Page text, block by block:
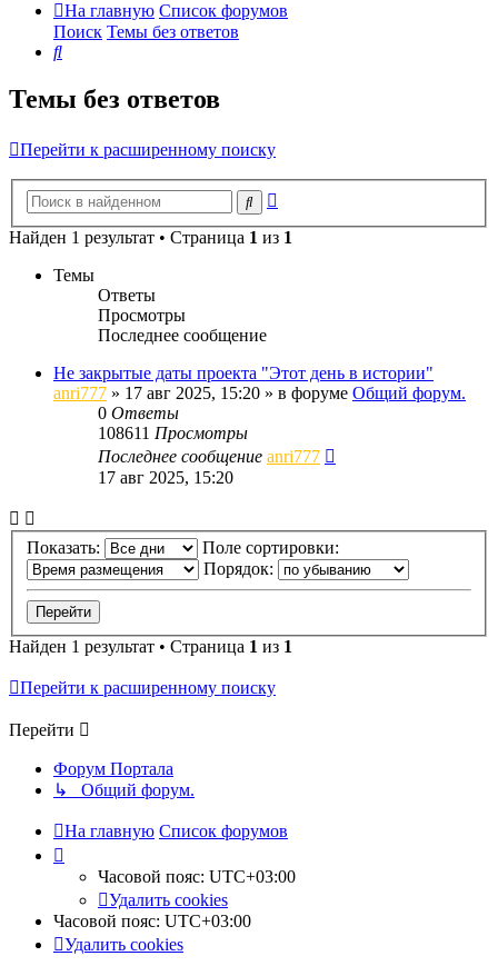
На главную Список форумов
Поиск Темы без ответов
Поиск
Темы без ответов
Перейти к расширенному поиску
Поиск
Найден 1 результат • Страница 1 из 1
Темы
Ответы
Просмотры
Последнее сообщение
Не закрытые даты проекта "Этот день в истории"
anri777 » 17 авг 2025, 15:20 » в форуме Общий форум.
0 Ответы
108611 Просмотры
Последнее сообщение anri777
17 авг 2025, 15:20
Показать:
Поле сортировки:
Порядок:
Найден 1 результат • Страница 1 из 1
Перейти к расширенному поиску
Перейти
Форум Портала
↳ Общий форум.
На главную Список форумов
Часовой пояс: UTC+03:00
Удалить cookies
Часовой пояс: UTC+03:00
Удалить cookies